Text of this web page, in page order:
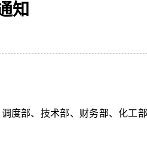
知
度部、技术部、财务部、化工